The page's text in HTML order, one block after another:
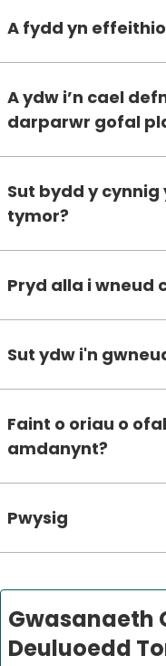
A fydd yn
A ydw i’n cael
darparwr gofal
Sut bydd y cynnig
tymor?
Pryd alla i wneud
Sut ydw i'n
Faint o oriau o
amdanynt?
Pwysig
Gwasanaeth
Deuluoedd